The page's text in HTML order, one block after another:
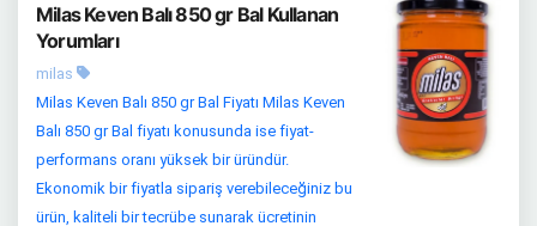
Milas Keven Balı 850 gr Bal Kullanan
Yorumları
milas
Milas Keven Balı 850 gr Bal Fiyatı Milas Keven
Balı 850 gr Bal fiyatı konusunda ise fiyat-
performans oranı yüksek bir üründür.
Ekonomik bir fiyatla sipariş verebileceğiniz bu
ürün, kaliteli bir tecrübe sunarak ücretinin